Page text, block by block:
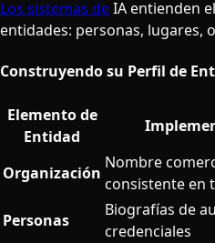
Los sistemas deIA entienden
entidades: personas, lugares,
Construyendo su Perfil de
Elemento de
Entidad
Organización
Nombre
consistente en
Personas
Biografías de
credenciales